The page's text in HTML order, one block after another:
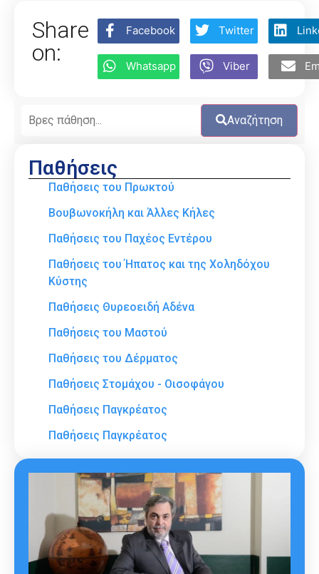
Share
on:
Facebook Twitter
Whatsapp Viber
Αναζήτηση
Παθήσεις
Παθήσεις του Πρωκτού
Βουβωνοκήλη και Άλλες Κήλες
Παθήσεις του Παχέος Εντέρου
Παθήσεις του Ήπατος και της Χοληδόχου
Κύστης
Παθήσεις Θυρεοειδή Αδένα
Παθήσεις του Μαστού
Παθήσεις του Δέρματος
Παθήσεις Στομάχου - Οισοφάγου
Παθήσεις Παγκρέατος
Παθήσεις Παγκρέατος